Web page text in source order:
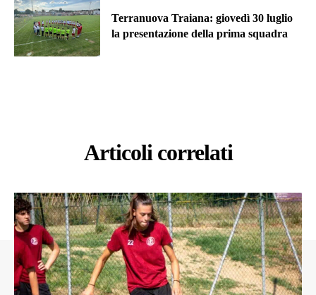
Terranuova Traiana: giovedì 30 luglio
la presentazione della prima squadra
Articoli correlati